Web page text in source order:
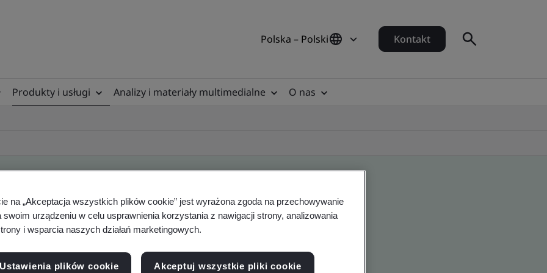
Polska – Polski Kontakt
Produkty i usługi Analizy i materiały multimedialne
O nas
- Validation and Verification
na „Akceptacja wszystkich plików cookie” jest wyrażona zgoda na przechowywanie
swoim urządzeniu w celu usprawnienia korzystania z nawigacji strony, analizowania
i wsparcia naszych działań marketingowych.
Ustawienia plików cookie Akceptuj wszystkie pliki cookie